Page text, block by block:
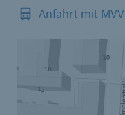
Anfahrt mit MVV